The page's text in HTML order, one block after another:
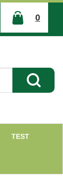
0
ARTICOLI
INSERITI
Cerca
TEST